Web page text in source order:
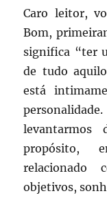
Caro leitor,
Bom,
significa “ter
de tudo
está
propósito,
relacionado
objetivos,